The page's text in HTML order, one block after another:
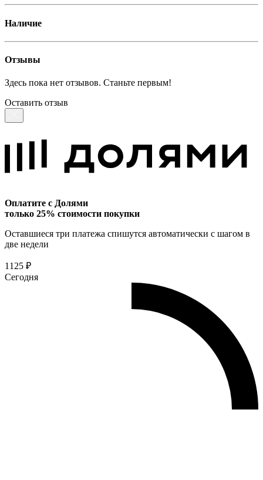
Наличие
Отзывы
Здесь пока нет отзывов. Станьте первым!
Оставить отзыв
Оплатите с Долями
только 25% стоимости покупки
Оставшиеся три платежа спишутся автоматически с шагом в
две недели
1125 ₽
Сегодня